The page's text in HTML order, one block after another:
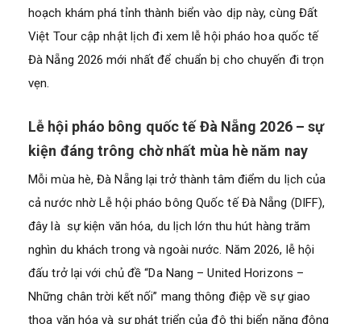
hoạch khám phá tỉnh thành biển vào dịp này, cùng Đất
Việt Tour cập nhật lịch đi xem lễ hội pháo hoa quốc tế
Đà Nẵng 2026 mới nhất để chuẩn bị cho chuyến đi trọn
vẹn.
Lễ hội pháo bông quốc tế Đà Nẵng 2026 – sự
kiện đáng trông chờ nhất mùa hè năm nay
Mỗi mùa hè, Đà Nẵng lại trở thành tâm điểm du lịch của
cả nước nhờ Lễ hội pháo bông Quốc tế Đà Nẵng (DIFF),
đây là sự kiện văn hóa, du lịch lớn thu hút hàng trăm
nghìn du khách trong và ngoài nước. Năm 2026, lễ hội
đấu trở lại với chủ đề “Da Nang – United Horizons –
Những chân trời kết nối” mang thông điệp về sự giao
thoa văn hóa và sự phát triển của đô thị biển năng động